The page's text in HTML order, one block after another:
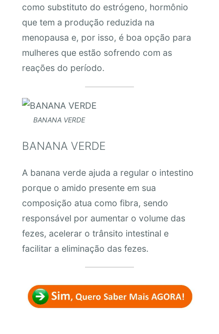
como substituto do estrógeno, hormônio
que tem a produção reduzida na
menopausa e, por isso, é boa opção para
mulheres que estão sofrendo com as
reações do período.
BANANA VERDE
BANANA VERDE
A banana verde ajuda a regular o intestino
porque o amido presente em sua
composição atua como fibra, sendo
responsável por aumentar o volume das
fezes, acelerar o trânsito intestinal e
facilitar a eliminação das fezes.